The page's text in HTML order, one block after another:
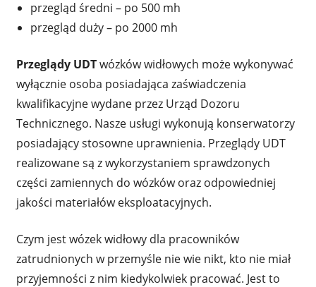
przegląd średni – po 500 mh
przegląd duży – po 2000 mh
Przeglądy UDTwózków widłowych może wykonywać
wyłącznie osoba posiadająca zaświadczenia
kwalifikacyjne wydane przez Urząd Dozoru
Technicznego. Nasze usługi wykonują konserwatorzy
posiadający stosowne uprawnienia. Przeglądy UDT
realizowane są z wykorzystaniem sprawdzonych
części zamiennych do wózków oraz odpowiedniej
jakości materiałów eksploatacyjnych.
Czym jest wózek widłowy dla pracowników
zatrudnionych w przemyśle nie wie nikt, kto nie miał
przyjemności z nim kiedykolwiek pracować. Jest to